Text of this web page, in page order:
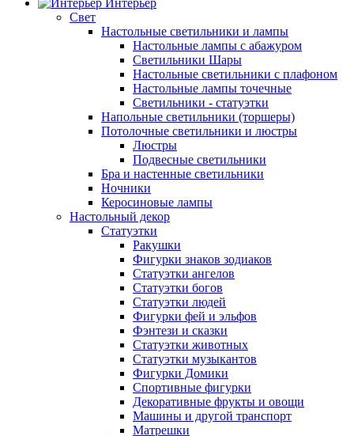
Интерьер
Свет
Настольные светильники и лампы
Настольные лампы с абажуром
Светильники Шары
Настольные светильники с плафоном
Настольные лампы точечные
Светильники - статуэтки
Напольные светильники (торшеры)
Потолочные светильники и люстры
Люстры
Подвесные светильники
Бра и настенные светильники
Ночники
Керосиновые лампы
Настольный декор
Статуэтки
Ракушки
Фигурки знаков зодиаков
Статуэтки ангелов
Статуэтки богов
Статуэтки людей
Фигурки фей и эльфов
Фэнтези и сказки
Статуэтки животных
Статуэтки музыкантов
Фигурки Домики
Спортивные фигурки
Декоративные фрукты и овощи
Машины и другой транспорт
Матрешки